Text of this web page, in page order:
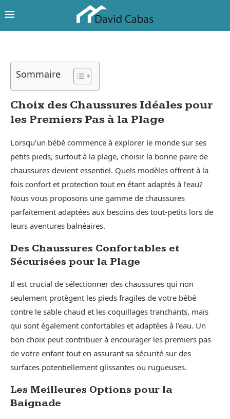
Sommaire
Choix des Chaussures Idéales pour
les Premiers Pas à la Plage
Lorsqu’un bébé commence à explorer le monde sur ses
petits pieds, surtout à la plage, choisir la bonne paire de
chaussures devient essentiel. Quels modèles offrent à la
fois confort et protection tout en étant adaptés à l’eau?
Nous vous proposons une gamme de chaussures
parfaitement adaptées aux besoins des tout-petits lors de
leurs aventures balnéaires.
Des Chaussures Confortables et
Sécurisées pour la Plage
Il est crucial de sélectionner des chaussures qui non
seulement protègent les pieds fragiles de votre bébé
contre le sable chaud et les coquillages tranchants, mais
qui sont également confortables et adaptées à l’eau. Un
bon choix peut contribuer à encourager les premiers pas
de votre enfant tout en assurant sa sécurité sur des
surfaces potentiellement glissantes ou rugueuses.
Les Meilleures Options pour la
Baignade